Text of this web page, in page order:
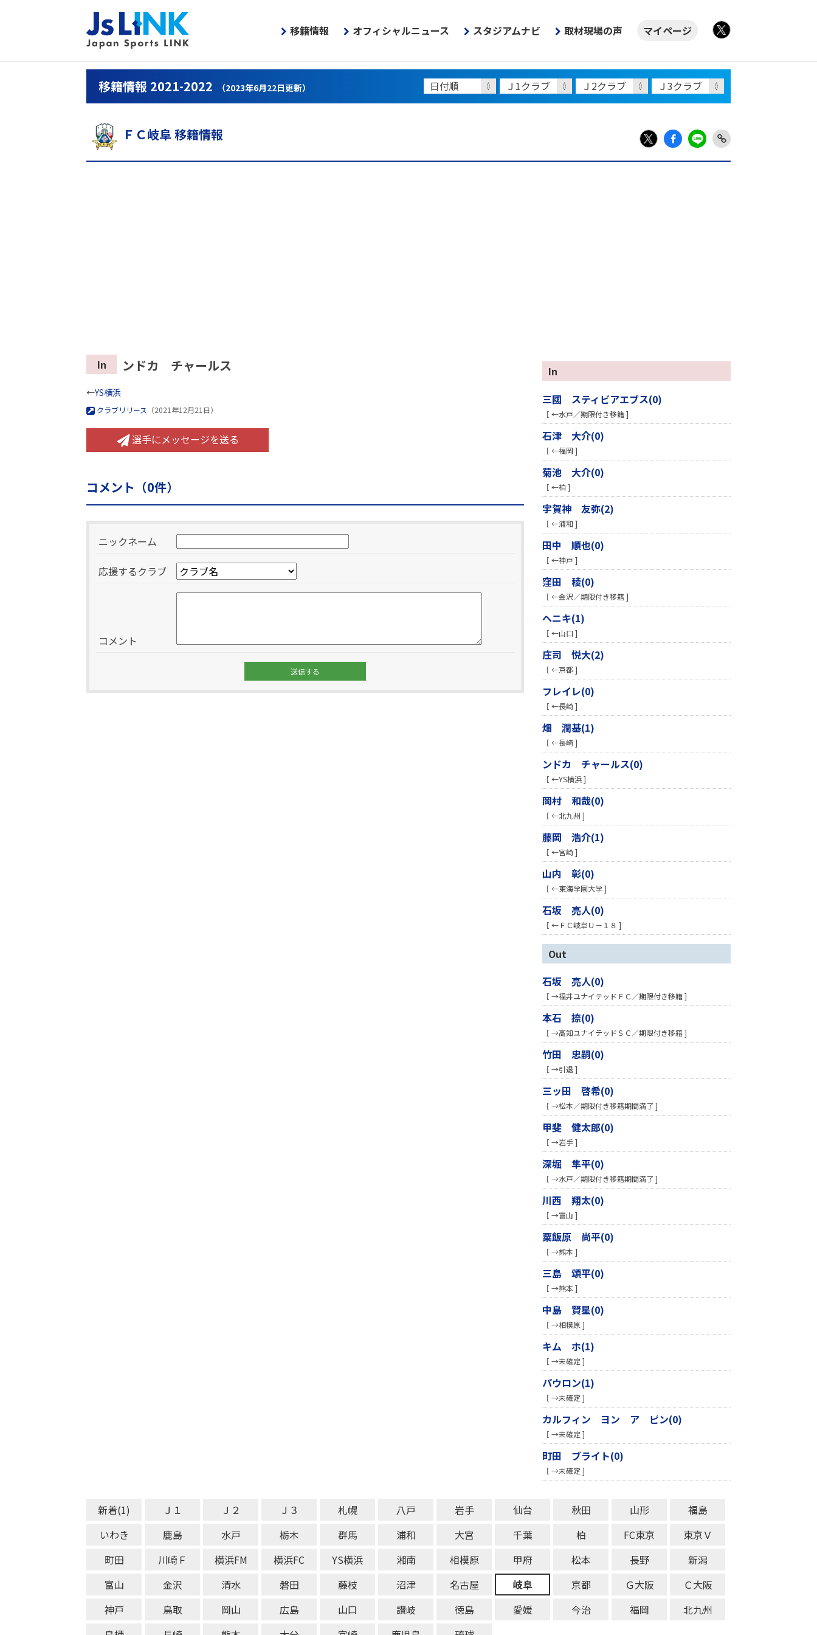
移籍情報 オフィシャルニュース スタジアムナビ 取材現場の声
マイページ
移籍情報 2021-2022 （2023年6月22日更新）
ＦＣ岐阜 移籍情報
X
Fac LIN Link
In ンドカ チャールス
←YS横浜
クラブリリース （2021年12月21日）
選手にメッセージを送る
コメント（0件）
ニックネーム
応援するクラブ
コメント
In
三國 スティビアエブス(0)
［ ←水戸／期限付き移籍 ]
石津 大介(0)
［ ←福岡 ]
菊池 大介(0)
［ ←柏 ]
宇賀神 友弥(2)
［ ←浦和 ]
田中 順也(0)
［ ←神戸 ]
窪田 稜(0)
［ ←金沢／期限付き移籍 ]
ヘニキ(1)
［ ←山口 ]
庄司 悦大(2)
［ ←京都 ]
フレイレ(0)
［ ←長崎 ]
畑 潤基(1)
［ ←長崎 ]
ンドカ チャールス(0)
［ ←YS横浜 ]
岡村 和哉(0)
［ ←北九州 ]
藤岡 浩介(1)
［ ←宮崎 ]
山内 彰(0)
［ ←東海学園大学 ]
石坂 亮人(0)
［ ←ＦＣ岐阜Ｕ－１８ ]
Out
石坂 亮人(0)
［ →福井ユナイテッドＦＣ／期限付き移籍 ]
本石 捺(0)
［ →高知ユナイテッドＳＣ／期限付き移籍 ]
竹田 忠嗣(0)
［ →引退 ]
三ッ田 啓希(0)
［ →松本／期限付き移籍期間満了 ]
甲斐 健太郎(0)
［ →岩手 ]
深堀 隼平(0)
［ →水戸／期限付き移籍期間満了 ]
川西 翔太(0)
［ →富山 ]
粟飯原 尚平(0)
［ →熊本 ]
三島 頌平(0)
［ →熊本 ]
中島 賢星(0)
［ →相模原 ]
キム ホ(1)
［ →未確定 ]
パウロン(1)
［ →未確定 ]
カルフィン ヨン ア ピン(0)
［ →未確定 ]
町田 ブライト(0)
［ →未確定 ]
新着(1) Ｊ１ Ｊ２ Ｊ３ 札幌 八戸 岩手 仙台 秋田 山形
福島
いわき
鹿島 水戸 栃木 群馬 浦和 大宮 千葉 柏 FC東京
東京Ｖ
町田
川崎Ｆ 横浜FM 横浜FC YS横浜 湘南 相模原 甲府 松本 長野
新潟
富山
金沢 清水 磐田 藤枝 沼津 名古屋 岐阜 京都 Ｇ大阪
Ｃ大阪
神戸
鳥取 岡山 広島 山口 讃岐 徳島 愛媛 今治 福岡
北九州